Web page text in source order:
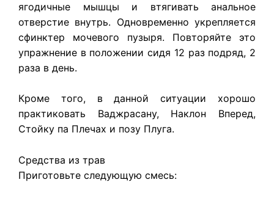
ягодичные мышцы и втягивать анальное
отверстие внутрь. Одновременно укрепляется
сфинктер мочевого пузыря. Повторяйте это
упражнение в положении сидя 12 раз подряд, 2
раза в день.
Кроме того, в данной ситуации хорошо
практиковать Ваджрасану, Наклон Вперед,
Стойку па Плечах и позу Плуга.
Средства из трав
Приготовьте следующую смесь: